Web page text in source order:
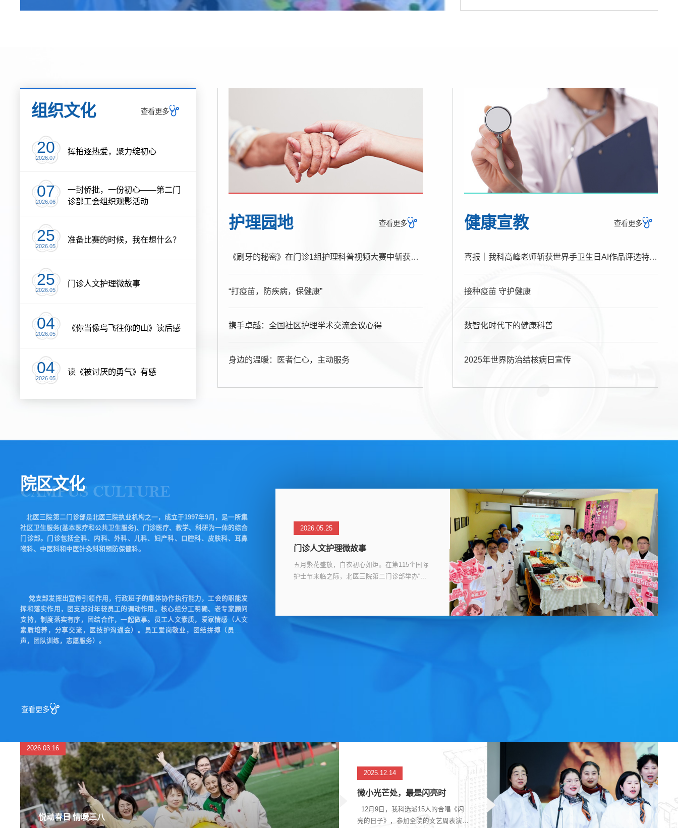
本《紧急通知，手指王国停水了》，用通俗易懂的语言、生动的小故事向孩子们
组织文化 查看更多
20
2026.07
挥拍逐热爱，聚力绽初心
07
2026.06
一封侨批，一份初心——第二门
诊部工会组织观影活动
25
2026.05
准备比赛的时候，我在想什么？
25
2026.05
门诊人文护理微故事
04
2026.05
《你当像鸟飞往你的山》读后感
04
2026.05
读《被讨厌的勇气》有感
护理园地 查看更多
《刷牙的秘密》在门诊1组护理科普视频大赛中斩获二等奖
“打疫苗，防疾病，保健康”
携手卓越：全国社区护理学术交流会议心得
身边的温暖：医者仁心，主动服务
健康宣教 查看更多
喜报｜我科高峰老师斩获世界手卫生日AI作品评选特别奖
接种疫苗 守护健康
数智化时代下的健康科普
2025年世界防治结核病日宣传
CAMPUS CULTURE
院区文化
北医三院第二门诊部是北医三院执业机构之一，成立于1997年9月，是一所集
社区卫生服务(基本医疗和公共卫生服务)、门诊医疗、教学、科研为一体的综合
门诊部。门诊包括全科、内科、外科、儿科、妇产科、口腔科、皮肤科、耳鼻
喉科、中医科和中医针灸科和预防保健科。
党支部发挥出宣传引领作用，行政班子的集体协作执行能力，工会的职能发
挥和落实作用，团支部对年轻员工的调动作用。核心组分工明确、老专家顾问
支持，制度落实有序，团结合作，一起做事。员工人文素质，爱家情感（人文
素质培养，分享交流，医技护沟通会）。员工爱岗敬业，团结拼搏（员工之
声，团队训练，志愿服务）。
查看更多
2026.05.25
门诊人文护理微故事
五月繁花盛放，白衣初心如炬。在第115个国际
护士节来临之际，北医三院第二门诊部举办“三
守与感动。门诊是医院面向患者的第一窗口，也
是守护群众健康的前沿阵地。这里流程繁杂、诉
求集中，时刻承载着患者的焦急与期盼。日复一
2026.03.16
悦动春日 情暖三八
2025.12.14
微小光芒处，最是闪亮时
12月9日，我科选派15人的合唱《闪
亮的日子》，参加全院的文艺周表演活